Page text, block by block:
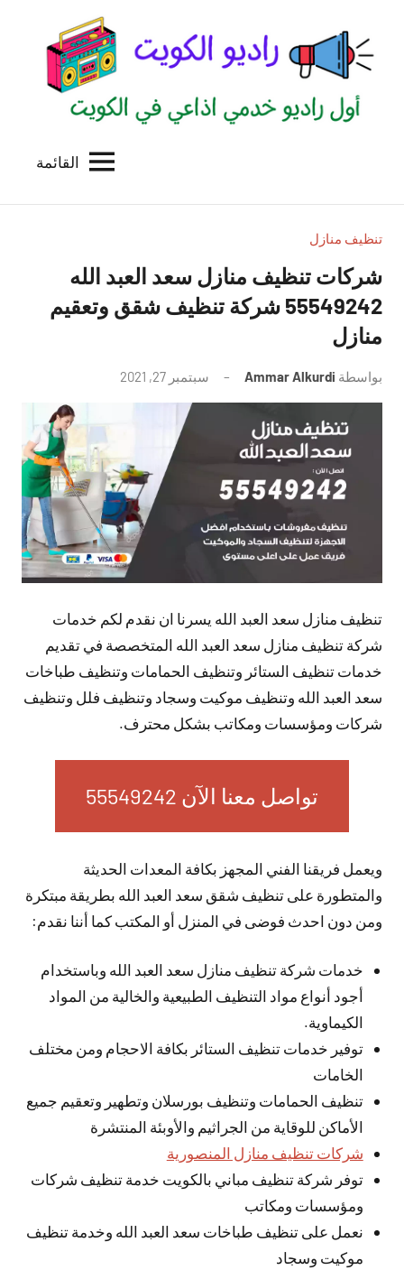
المحتوى
الكويت
للاعلانات
بالكويت
القائمة
تنظيف منازل
شركات تنظيف منازل سعد العبد الله
55549242 شركة تنظيف شقق وتعقيم
منازل
بواسطة Ammar Alkurdi سبتمبر 27, 2021
تعليقات
تنظيف منازل سعد العبد الله يسرنا ان نقدم لكم خدمات
شركة تنظيف منازل سعد العبد الله المتخصصة في تقديم
خدمات تنظيف الستائر وتنظيف الحمامات وتنظيف طباخات
سعد العبد الله وتنظيف موكيت وسجاد وتنظيف فلل وتنظيف
شركات ومؤسسات ومكاتب بشكل محترف.
تواصل معنا الآن 55549242
ويعمل فريقنا الفني المجهز بكافة المعدات الحديثة
والمتطورة على تنظيف شقق سعد العبد الله بطريقة مبتكرة
ومن دون احدث فوضى في المنزل أو المكتب كما أننا نقدم:
خدمات شركة تنظيف منازل سعد العبد الله وباستخدام
أجود أنواع مواد التنظيف الطبيعية والخالية من المواد
الكيماوية.
توفير خدمات تنظيف الستائر بكافة الاحجام ومن مختلف
الخامات
تنظيف الحمامات وتنظيف بورسلان وتطهير وتعقيم جميع
الأماكن للوقاية من الجراثيم والأوبئة المنتشرة
شركات تنظيف منازل المنصورية
توفر شركة تنظيف مباني بالكويت خدمة تنظيف شركات
ومؤسسات ومكاتب
نعمل على تنظيف طباخات سعد العبد الله وخدمة تنظيف
موكيت وسجاد